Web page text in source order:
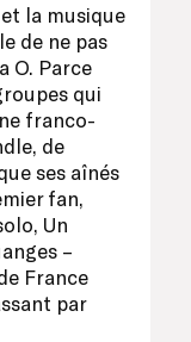
la musique
de ne pas
O. Parce
qui
franco-
de
ses aînés
fan,
Un
–
France
par